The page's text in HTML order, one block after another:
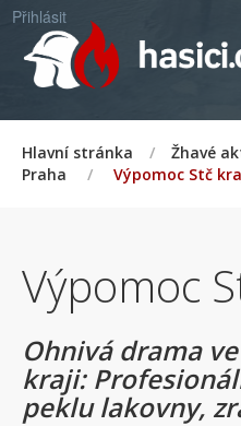
Přihlásit
Hlavní stránka / Žhavé
Praha
/ Výpomoc Stč
Výpomoc
Ohnivá drama
kraji:
peklu lakovny,